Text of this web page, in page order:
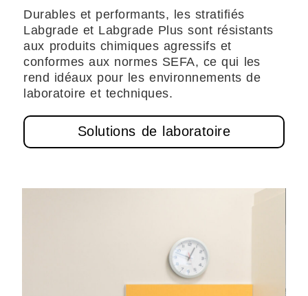
Durables et performants, les stratifiés
Labgrade et Labgrade Plus sont résistants
aux produits chimiques agressifs et
conformes aux normes SEFA, ce qui les
rend idéaux pour les environnements de
laboratoire et techniques.
Solutions de laboratoire